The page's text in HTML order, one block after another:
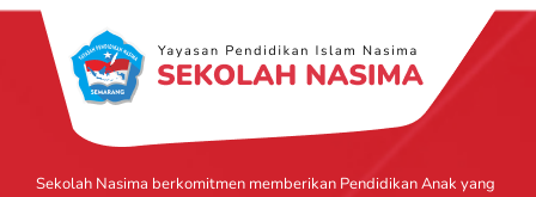
Sekolah Nasima berkomitmen memberikan Pendidikan Anak yang